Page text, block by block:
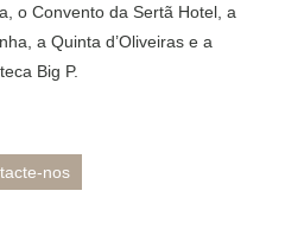
o Convento da Sertã Hotel, a
a Quinta d’Oliveiras e a
Big P.
nos